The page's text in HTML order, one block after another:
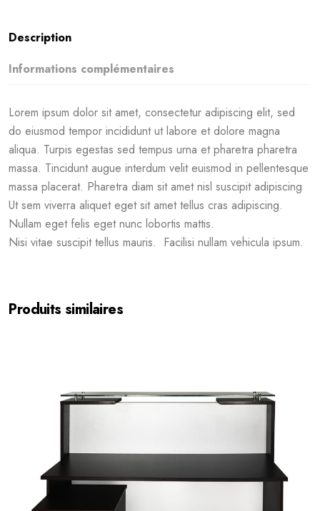
Description
Informations complémentaires
Lorem ipsum dolor sit amet, consectetur adipiscing elit, sed
do eiusmod tempor incididunt ut labore et dolore magna
aliqua. Turpis egestas sed tempus urna et pharetra pharetra
massa. Tincidunt augue interdum velit euismod in pellentesque
massa placerat. Pharetra diam sit amet nisl suscipit adipiscing
Ut sem viverra aliquet eget sit amet tellus cras adipiscing.
Nullam eget felis eget nunc lobortis mattis.
Nisi vitae suscipit tellus mauris. Facilisi nullam vehicula ipsum.
Produits similaires